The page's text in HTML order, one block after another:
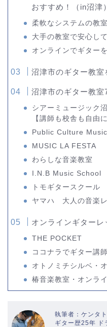
おすすめ！（in沼津）
柔軟なシステムの教
大手の教室で安心し
オンラインでギター
沼津市のギター教室
沼津市のギター教室
シアーミュージック
【講師も校舎も自由
Public Culture Music
MUSIC LA FESTA
わらしな音楽教室
I.N.B Music School
トモギタースクール
ヤマハ 大人の音楽
オンラインギターレ
THE POCKET
ココナラでギター講
オトノミチシルベ・
椿音楽教室・オンラ
執筆者：ケンタ
ギター歴25年 ド